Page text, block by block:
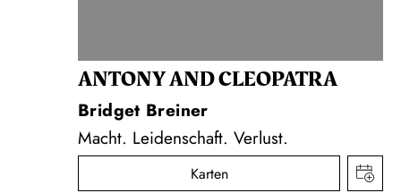
ANTONY AND CLEOPATRA
Bridget Breiner
Macht. Leidenschaft. Verlust.
Karten